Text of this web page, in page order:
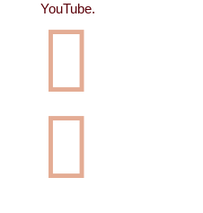
YouTube.

